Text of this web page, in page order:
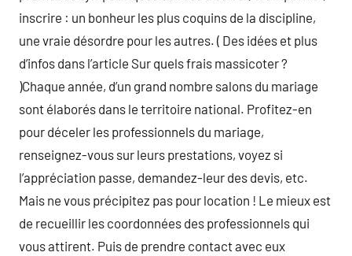
inscrire : un bonheur les plus coquins de la discipline,
une vraie désordre pour les autres. ( Des idées et plus
d’infos dans l’article Sur quels frais massicoter ?
)Chaque année, d’un grand nombre salons du mariage
sont élaborés dans le territoire national. Profitez-en
pour déceler les professionnels du mariage,
renseignez-vous sur leurs prestations, voyez si
l’appréciation passe, demandez-leur des devis, etc.
Mais ne vous précipitez pas pour location ! Le mieux est
de recueillir les coordonnées des professionnels qui
vous attirent. Puis de prendre contact avec eux